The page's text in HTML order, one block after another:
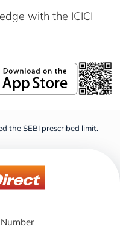
with the ICICI
the SEBI prescribed limit.